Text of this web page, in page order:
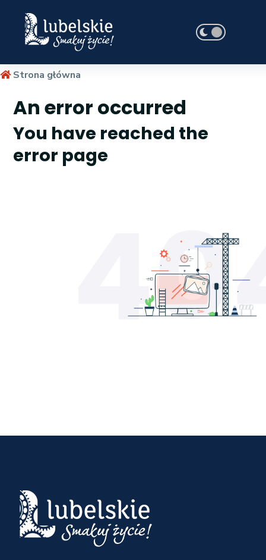
Strona główna
An error occurred
You have reached the
error page